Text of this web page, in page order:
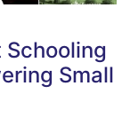
Schooling
Small